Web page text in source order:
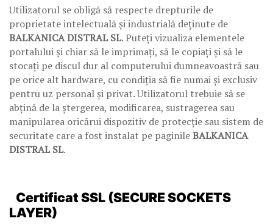
Utilizatorul se obligă să respecte drepturile de
proprietate intelectuală și industrială deținute de
BALKANICA DISTRAL SL. Puteți vizualiza elementele
portalului și chiar să le imprimați, să le copiați și să le
stocați pe discul dur al computerului dumneavoastră sau
pe orice alt hardware, cu condiția să fie numai și exclusiv
pentru uz personal și privat. Utilizatorul trebuie să se
abțină de la ștergerea, modificarea, sustragerea sau
manipularea oricărui dispozitiv de protecție sau sistem de
securitate care a fost instalat pe paginileBALKANICA
DISTRAL SL.
Certificat SSL (SECURE SOCKETS
LAYER)